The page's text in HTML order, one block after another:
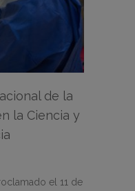
de la
la Ciencia y
el 11 de